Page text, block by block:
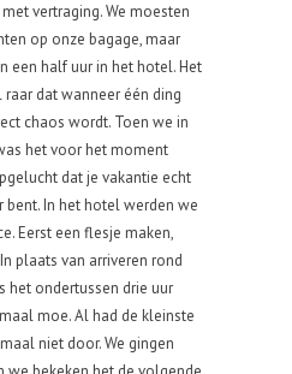
vertraging. We moesten
op onze bagage, maar
een half uur in het hotel. Het
dat wanneer één ding
chaos wordt. Toen we in
het voor het moment
dat je vakantie echt
bent. In het hotel werden we
Eerst een flesje maken,
plaats van arriveren rond
het ondertussen drie uur
moe. Al had de kleinste
niet door. We gingen